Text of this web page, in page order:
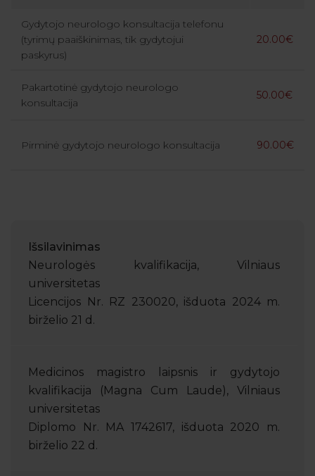
Gydytojo neurologo konsultacija telefonu
(tyrimų paaiškinimas, tik gydytojui
paskyrus)
20.00€
Pakartotinė gydytojo neurologo
konsultacija
50.00€
Pirminė gydytojo neurologo konsultacija 90.00€
Išsilavinimas
Neurologės kvalifikacija, Vilniaus
universitetas
Licencijos Nr. RZ 230020, išduota 2024 m.
birželio 21 d.
Medicinos magistro laipsnis ir gydytojo
kvalifikacija (Magna Cum Laude), Vilniaus
universitetas
Diplomo Nr. MA 1742617, išduota 2020 m.
birželio 22 d.